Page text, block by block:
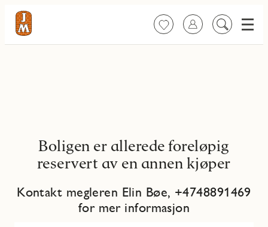
FavoritterLogg inn
Søk
Meny
Boligen er allerede foreløpig
reservert av en annen kjøper
Kontakt megleren Elin Bøe, +4748891469
for mer informasjon